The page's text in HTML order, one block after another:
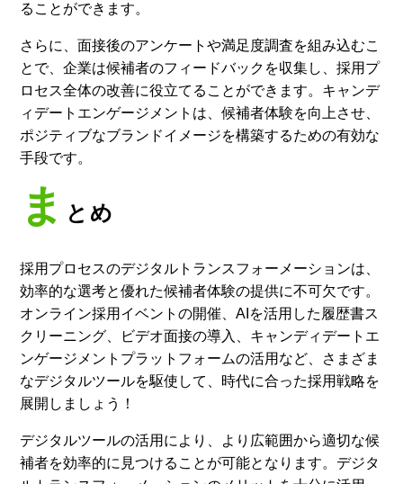
ることができます。
さらに、面接後のアンケートや満足度調査を組み込むこ
とで、企業は候補者のフィードバックを収集し、採用プ
ロセス全体の改善に役立てることができます。キャンデ
ィデートエンゲージメントは、候補者体験を向上させ、
ポジティブなブランドイメージを構築するための有効な
手段です。
ま とめ
採用プロセスのデジタルトランスフォーメーションは、
効率的な選考と優れた候補者体験の提供に不可欠です。
オンライン採用イベントの開催、AIを活用した履歴書ス
クリーニング、ビデオ面接の導入、キャンディデートエ
ンゲージメントプラットフォームの活用など、さまざま
なデジタルツールを駆使して、時代に合った採用戦略を
展開しましょう！
デジタルツールの活用により、より広範囲から適切な候
補者を効率的に見つけることが可能となります。デジタ